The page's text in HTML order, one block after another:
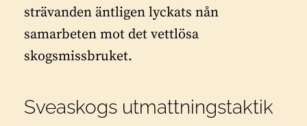
strävanden äntligen lyckats nån
samarbeten mot det vettlösa
skogsmissbruket.
Sveaskogs utmattningstaktik